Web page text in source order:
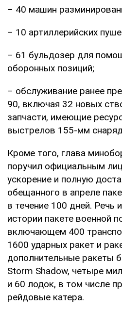
– 40 машин
– 10 артиллерийских
– 61 бульдозер для
оборонных позиций;
– обслуживание ранее
90, включая 32 новых
запчасти, имеющие
выстрелов 155-мм
Кроме того, глава
поручил официальным
ускорение и полную
обещанного в апреле
в течение 100 дней. Речь
истории пакете военной
включающем 400
1600 ударных ракет и
дополнительные ракеты
Storm Shadow, четыре
и 60 лодок, в том числе
рейдовые катера.